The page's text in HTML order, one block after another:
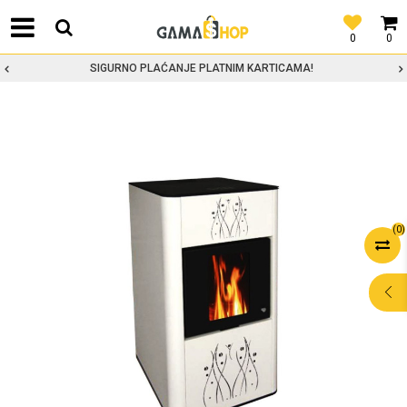
0
0
SIGURNO PLAĆANJE PLATNIM KARTICAMA!
(0)
POMOĆ PRI
KUPOVINI